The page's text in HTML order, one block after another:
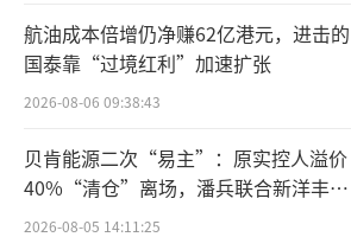
航油成本倍增仍净赚62亿港元，进击的
国泰靠“过境红利”加速扩张
2026-08-06 09:38:43
贝肯能源二次“易主”：原实控人溢价
40%“清仓”离场，潘兵联合新洋丰、
宏科百世拟入主
2026-08-05 14:11:25